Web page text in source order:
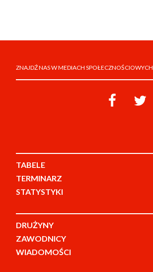
ZNAJDŹ NAS W MEDIACH SPOŁECZNOŚCIOWYCH
TABELE
TERMINARZ
STATYSTYKI
DRUŻYNY
ZAWODNICY
WIADOMOŚCI